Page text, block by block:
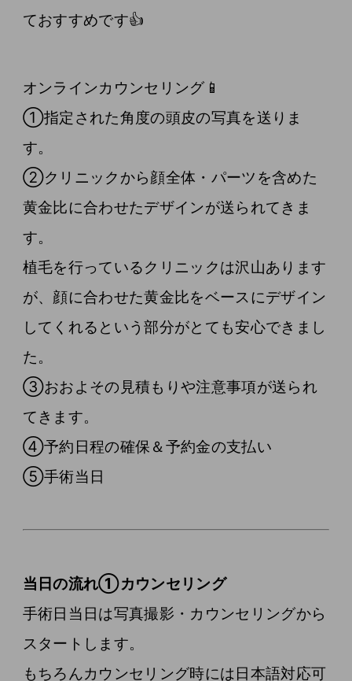
ておすすめです👍
オンラインカウンセリング📱
①指定された角度の頭皮の写真を送りま
す。
②クリニックから顔全体・パーツを含めた
黄金比に合わせたデザインが送られてきま
す。
植毛を行っているクリニックは沢山あります
が、顔に合わせた黄金比をベースにデザイン
してくれるという部分がとても安心できまし
た。
③おおよその見積もりや注意事項が送られ
てきます。
④予約日程の確保＆予約金の支払い
⑤手術当日
当日の流れ①カウンセリング
手術日当日は写真撮影・カウンセリングから
スタートします。
もちろんカウンセリング時には日本語対応可